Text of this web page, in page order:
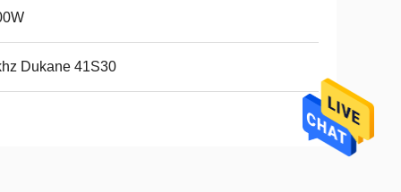
Dukane 41S30